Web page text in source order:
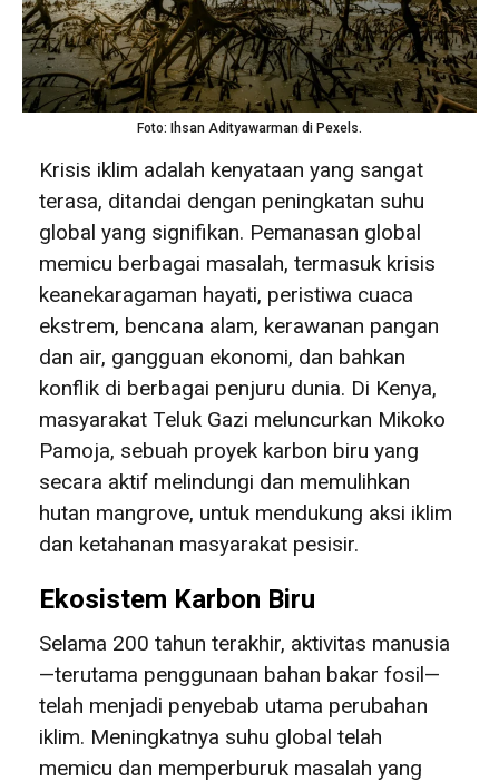
Foto: Ihsan Adityawarman di Pexels.
Krisis iklim adalah kenyataan yang sangat
terasa, ditandai dengan peningkatan suhu
global yang signifikan. Pemanasan global
memicu berbagai masalah, termasuk krisis
keanekaragaman hayati, peristiwa cuaca
ekstrem, bencana alam, kerawanan pangan
dan air, gangguan ekonomi, dan bahkan
konflik di berbagai penjuru dunia. Di Kenya,
masyarakat Teluk Gazi meluncurkan Mikoko
Pamoja, sebuah proyek karbon biru yang
secara aktif melindungi dan memulihkan
hutan mangrove, untuk mendukung aksi iklim
dan ketahanan masyarakat pesisir.
Ekosistem Karbon Biru
Selama 200 tahun terakhir, aktivitas manusia
—terutama penggunaan bahan bakar fosil—
telah menjadi penyebab utama perubahan
iklim. Meningkatnya suhu global telah
memicu dan memperburuk masalah yang